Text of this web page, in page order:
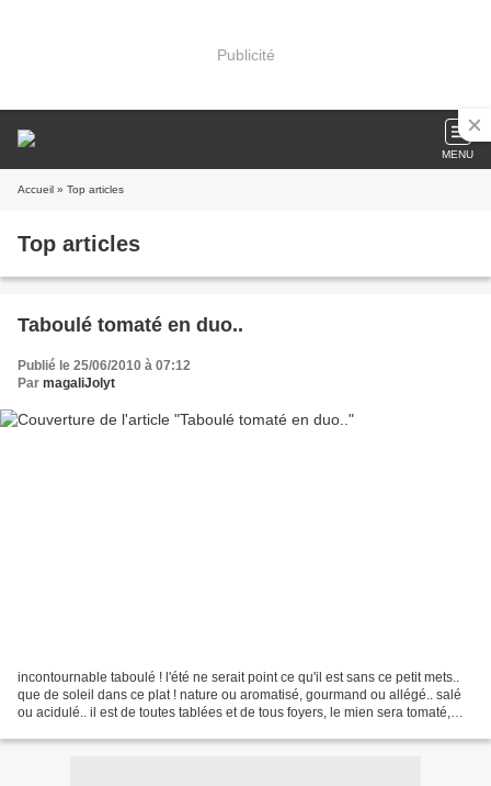
Publicité
MENU
Accueil » Top articles
Top articles
Taboulé tomaté en duo..
Publié le 25/06/2010 à 07:12
Par magaliJolyt
incontournable taboulé ! l'été ne serait point ce qu'il est sans ce petit mets..
que de soleil dans ce plat ! nature ou aromatisé, gourmand ou allégé.. salé
ou acidulé.. il est de toutes tablées et de tous foyers, le mien sera tomaté,